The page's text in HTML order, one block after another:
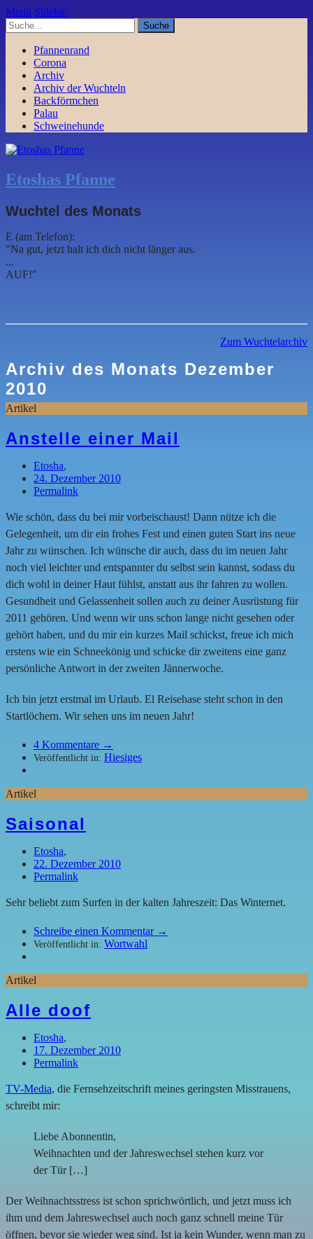
Menü Sidebar
Pfannenrand
Corona
Archiv
Archiv der Wuchteln
Backförmchen
Palau
Schweinehunde
Etoshas Pfanne
Wuchtel des Monats
E (am Telefon):
"Na gut, jetzt halt ich dich nicht länger aus.
...
AUF!"
Zum Wuchtelarchiv
Archiv des Monats Dezember
2010
Artikel
Anstelle einer Mail
Etosha,
24. Dezember 2010
Permalink
Wie schön, dass du bei mir vorbeischaust! Dann nütze ich die
Gelegenheit, um dir ein frohes Fest und einen guten Start ins neue
Jahr zu wünschen. Ich wünsche dir auch, dass du im neuen Jahr
noch viel leichter und entspannter du selbst sein kannst, sodass du
dich wohl in deiner Haut fühlst, anstatt aus ihr fahren zu wollen.
Gesundheit und Gelassenheit sollen auch zu deiner Ausrüstung für
2011 gehören. Und wenn wir uns schon lange nicht gesehen oder
gehört haben, und du mir ein kurzes Mail schickst, freue ich mich
erstens wie ein Schneekönig und schicke dir zweitens eine ganz
persönliche Antwort in der zweiten Jännerwoche.
Ich bin jetzt erstmal im Urlaub. El Reisehase steht schon in den
Startlöchern. Wir sehen uns im neuen Jahr!
4 Kommentare →
Veröffentlicht in: Hiesiges
Artikel
Saisonal
Etosha,
22. Dezember 2010
Permalink
Sehr beliebt zum Surfen in der kalten Jahreszeit: Das Winternet.
Schreibe einen Kommentar →
Veröffentlicht in: Wortwahl
Artikel
Alle doof
Etosha,
17. Dezember 2010
Permalink
TV-Media, die Fernsehzeitschrift meines geringsten Misstrauens,
schreibt mir:
Liebe Abonnentin,
Weihnachten und der Jahreswechsel stehen kurz vor
der Tür […]
Der Weihnachtsstress ist schon sprichwörtlich, und jetzt muss ich
ihm und dem Jahreswechsel auch noch ganz schnell meine Tür
öffnen, bevor sie wieder weg sind. Ist ja kein Wunder, wenn man zu